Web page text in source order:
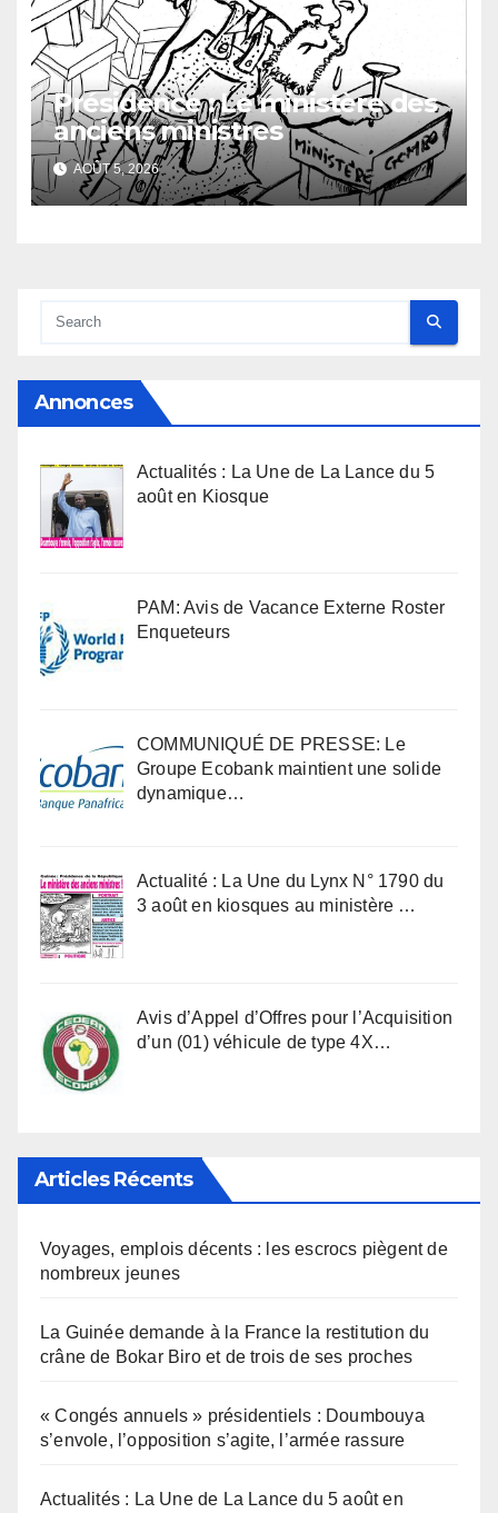
Présidence : Le ministère des
anciens ministres
AOÛT 5, 2026
Annonces
Actualités : La Une de La Lance du 5
août en Kiosque
PAM: Avis de Vacance Externe Roster
Enqueteurs
COMMUNIQUÉ DE PRESSE: Le
Groupe Ecobank maintient une solide
dynamique…
Actualité : La Une du Lynx N° 1790 du
3 août en kiosques au ministère …
Avis d’Appel d’Offres pour l’Acquisition
d’un (01) véhicule de type 4X…
Articles Récents
Voyages, emplois décents : les escrocs piègent de
nombreux jeunes
La Guinée demande à la France la restitution du
crâne de Bokar Biro et de trois de ses proches
« Congés annuels » présidentiels : Doumbouya
s’envole, l’opposition s’agite, l’armée rassure
Actualités : La Une de La Lance du 5 août en